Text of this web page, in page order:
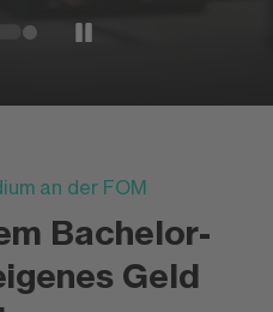
an der FOM
Bachelor-
Geld